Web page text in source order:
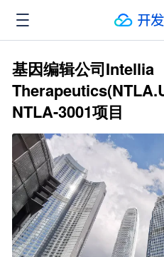
基因编辑公司Intellia
NTLA-3001项目